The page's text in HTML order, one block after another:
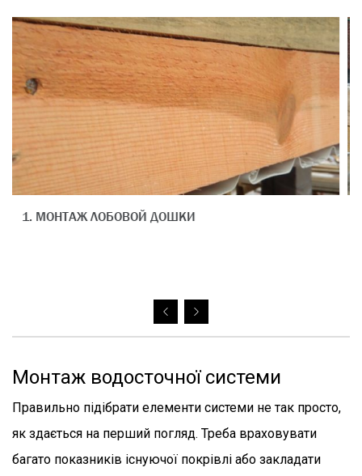
2. МОНТАЖ ЛОБОВОЙ ДОШКИ
Монтаж водосточної системи
Правильно підібрати елементи системи не так просто,
як здається на перший погляд. Треба враховувати
багато показників існуючої покрівлі або закладати